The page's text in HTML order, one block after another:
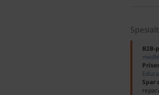
B2B-
Spar